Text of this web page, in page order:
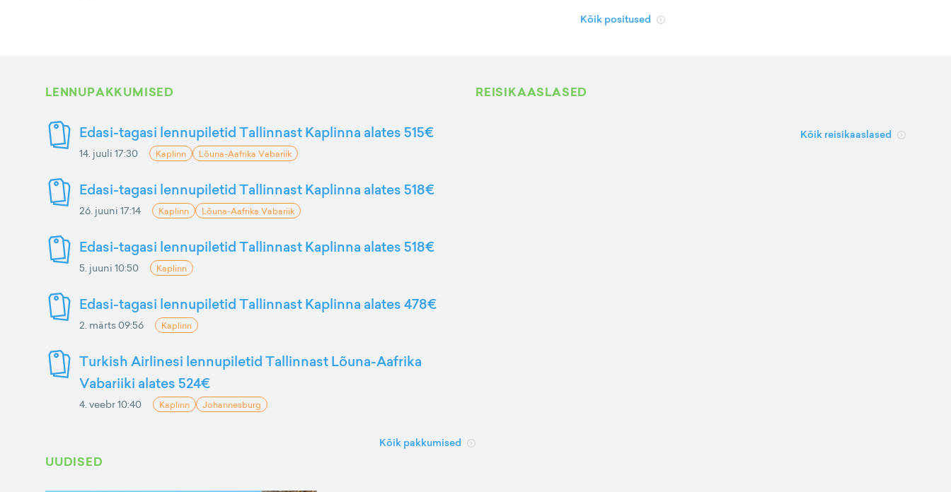
Kõik positused
LENNUPAKKUMISED
Edasi-tagasi lennupiletid Tallinnast Kaplinna alates 515€
14. juuli 17:30 Kaplinn Lõuna-Aafrika Vabariik
Edasi-tagasi lennupiletid Tallinnast Kaplinna alates 518€
26. juuni 17:14 Kaplinn Lõuna-Aafrika Vabariik
Edasi-tagasi lennupiletid Tallinnast Kaplinna alates 518€
5. juuni 10:50 Kaplinn
Edasi-tagasi lennupiletid Tallinnast Kaplinna alates 478€
2. märts 09:56 Kaplinn
Turkish Airlinesi lennupiletid Tallinnast Lõuna-Aafrika
Vabariiki alates 524€
4. veebr 10:40 Kaplinn Johannesburg
Kõik pakkumised
REISIKAASLASED
Kõik reisikaaslased
UUDISED